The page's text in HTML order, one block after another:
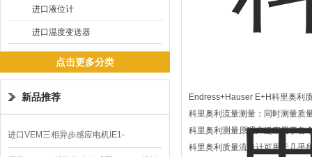
进口液位计
进口温度变送器
点击更多分类
新品推荐
进口VEM三相异步感应电机IE1-
Endress+Hauser E+H科里奥利
科里奥利流量测量：同时测量质
科里奥利测量原理广泛应用于各
科里奥利质量流量计可用于几乎